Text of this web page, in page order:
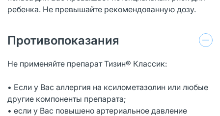
ребенка. Не превышайте рекомендованную дозу.
Противопоказания
Не применяйте препарат Тизин® Классик:
• Если у Вас аллергия на ксилометазолин или любые
другие компоненты препарата;
• если у Вас повышено артериальное давление